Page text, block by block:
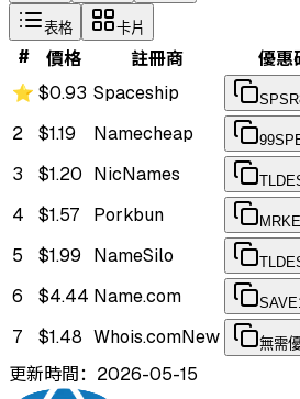
表格 卡片
# 價格 註冊商 優惠
⭐ $0.93 Spaceship
2
$1.19 Namecheap
3
$1.20 NicNames
4
$1.57 Porkbun
5
$1.99 NameSilo
6
$4.44 Name.com
7
$1.48 Whois.comNew 無需
更新時間：2026-05-15